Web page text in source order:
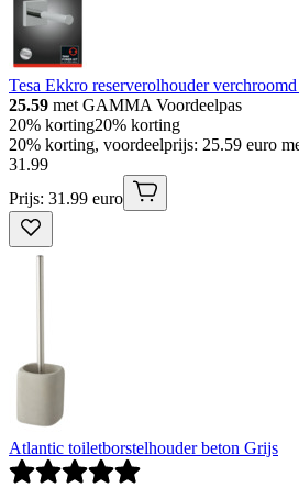
Tesa Ekkro reserverolhouder verchroomd
25.59 met GAMMA Voordeelpas
20% korting20% korting
20% korting, voordeelprijs: 25.59 euro
31 .99
Prijs: 31.99 euro
Atlantic toiletborstelhouder beton Grijs